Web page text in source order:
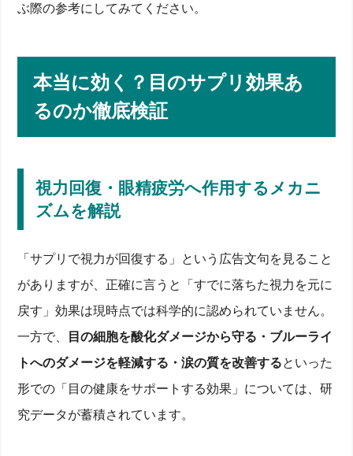
ぶ際の参考にしてみてください。
本当に効く？目のサプリ効果あ
るのか徹底検証
視力回復・眼精疲労へ作用するメカニ
ズムを解説
「サプリで視力が回復する」という広告文句を見ること
がありますが、正確に言うと「すでに落ちた視力を元に
戻す」効果は現時点では科学的に認められていません。
一方で、
目の細胞を酸化ダメージから守る・ブルーライ
トへのダメージを軽減する・涙の質を改善するといった
形での「目の健康をサポートする効果」については、研
究データが蓄積されています。